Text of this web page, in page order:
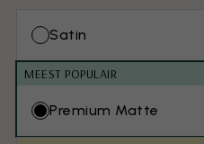
Satin
MEEST POPULAIR
Premium Matte